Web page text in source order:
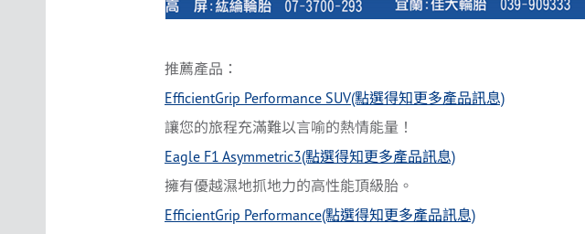
推薦產品：
EfficientGrip Performance SUV(點選得知更多產品訊息)
讓您的旅程充滿難以言喻的熱情能量！
Eagle F1 Asymmetric3(點選得知更多產品訊息)
擁有優越濕地抓地力的高性能頂級胎。
EfficientGrip Performance(點選得知更多產品訊息)